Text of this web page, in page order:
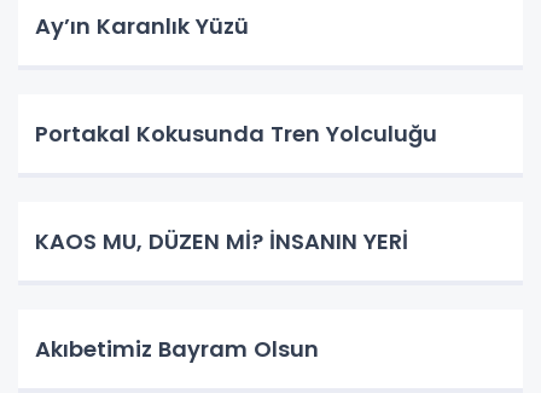
​Ay’ın Karanlık Yüzü
Portakal Kokusunda Tren Yolculuğu
KAOS MU, DÜZEN Mİ? İNSANIN YERİ
​Akıbetimiz Bayram Olsun